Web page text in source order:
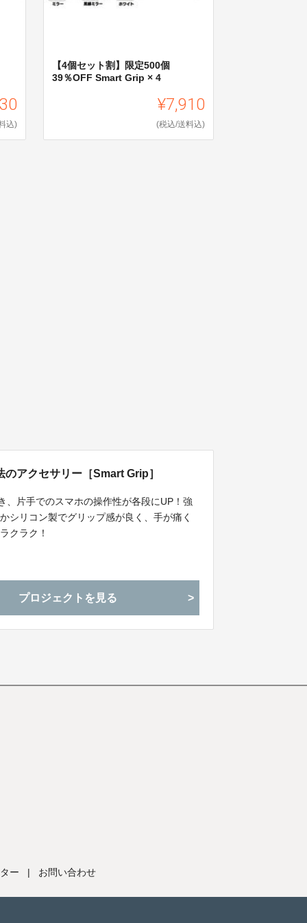
込)
【4個セット割】限定500個
39％OFF Smart Grip × 4
¥7,910
(税込/送料込)
アクセサリー［Smart Grip］
、片手でのスマホの操作性が各段にUP！強
シリコン製でグリップ感が良く、手が痛く
クラク！
プロジェクトを見る
ー | お問い合わせ